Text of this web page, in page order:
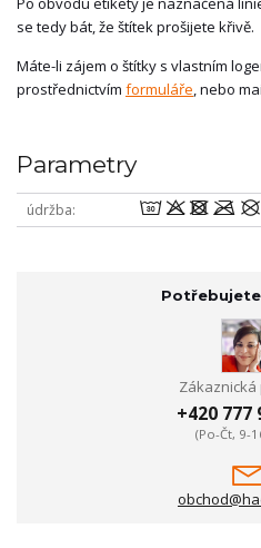
se tedy bát, že štítek prošijete křivě.
Máte-li zájem o štítky s vlastním
prostřednictvím formuláře, nebo
Parametry
údržba wodmU
+420 777
(Po-Čt, 9-